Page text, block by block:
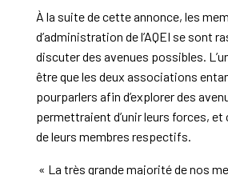
À la suite de cette annonce, les
d’administration de l’AQEI se sont
discuter des avenues possibles.
être que les deux associations
pourparlers afin d’explorer des
permettraient d’unir leurs forces, et
de leurs membres respectifs.
« La très grande majorité de nos